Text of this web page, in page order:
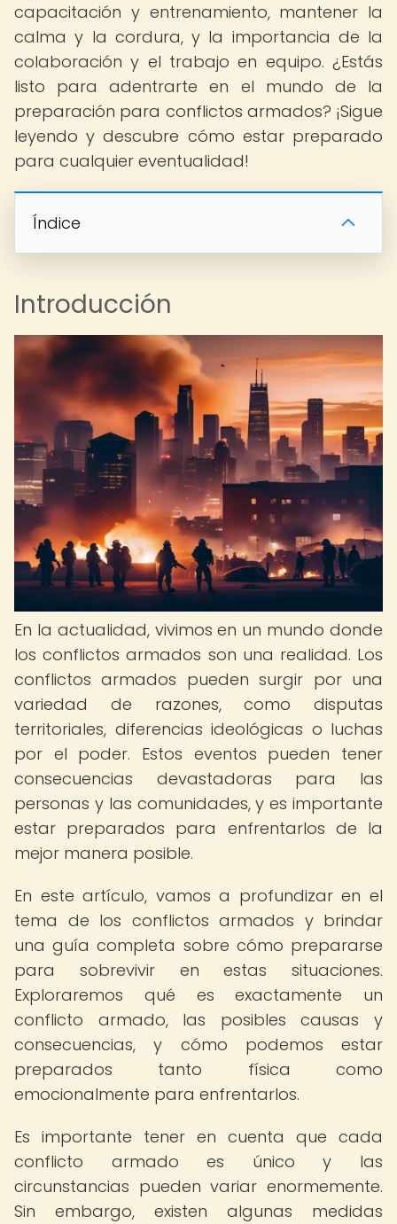
capacitación y entrenamiento, mantener la
calma y la cordura, y la importancia de la
colaboración y el trabajo en equipo. ¿Estás
listo para adentrarte en el mundo de la
preparación para conflictos armados? ¡Sigue
leyendo y descubre cómo estar preparado
para cualquier eventualidad!
Índice
Introducción
En la actualidad, vivimos en un mundo donde
los conflictos armados son una realidad. Los
conflictos armados pueden surgir por una
variedad de razones, como disputas
territoriales, diferencias ideológicas o luchas
por el poder. Estos eventos pueden tener
consecuencias devastadoras para las
personas y las comunidades, y es importante
estar preparados para enfrentarlos de la
mejor manera posible.
En este artículo, vamos a profundizar en el
tema de los conflictos armados y brindar
una guía completa sobre cómo prepararse
para sobrevivir en estas situaciones.
Exploraremos qué es exactamente un
conflicto armado, las posibles causas y
consecuencias, y cómo podemos estar
preparados tanto física como
emocionalmente para enfrentarlos.
Es importante tener en cuenta que cada
conflicto armado es único y las
circunstancias pueden variar enormemente.
Sin embargo, existen algunas medidas